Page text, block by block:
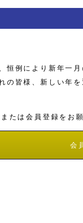
例により新年一
の皆様、新しい年
たは会員登録をお
会